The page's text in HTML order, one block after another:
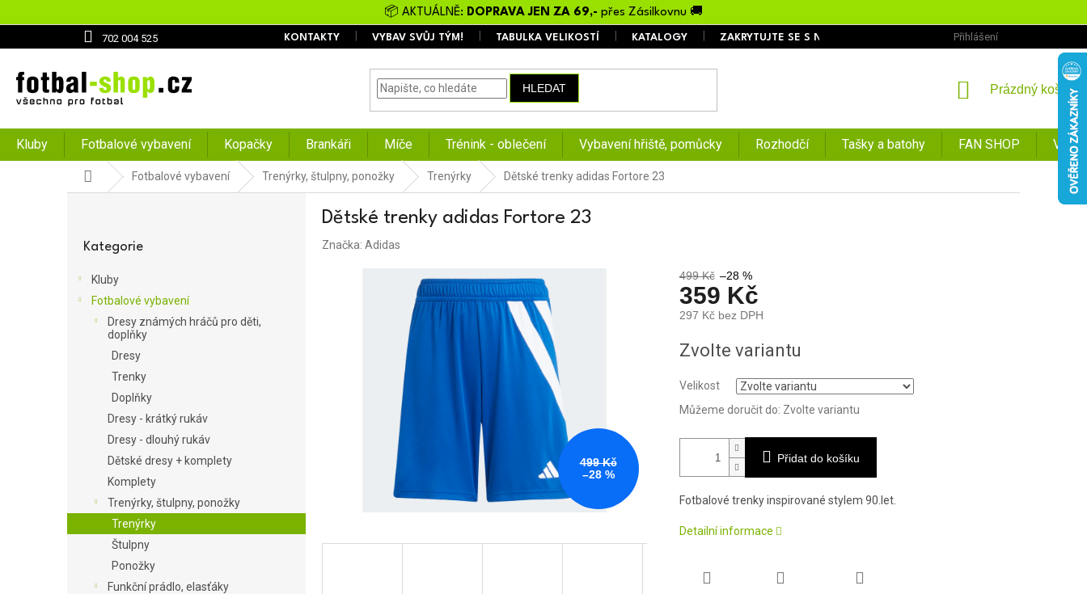
na
📦 AKTUÁLNĚ: DOPRAVA JEN ZA 69,- přes Zásilkovnu 🚚
702 004 525 KONTAKTY VYBAV SVŮJ TÝM! TABULKA VELIKOSTÍ KATALOGY ZAKRYTUJTE SE S NÁMI OBCHODNÍ PODMÍNKY
Přihlášení
HLEDAT
NÁKUPNÍ
Prázdný košík
Kluby Fotbalové vybavení Kopačky Brankáři Míče Trénink - oblečení Vybavení hřiště, pomůcky Rozhodčí Tašky a batohy FAN SHOP
Domů Fotbalové vybavení Trenýrky, štulpny, ponožky Trenýrky Dětské trenky adidas Fortore 23
kategorie
Kategorie
Kluby
Fotbalové vybavení
Dresy známých hráčů pro děti,
doplňky
Dresy
Trenky
Doplňky
Dresy - krátký rukáv
Dresy - dlouhý rukáv
Dětské dresy + komplety
Komplety
Trenýrky, štulpny, ponožky
Trenýrky
Štulpny
Ponožky
Funkční prádlo, elasťáky
Dětské trenky adidas Fortore 23
Značka: Adidas
499 Kč
–28 %
499 Kč –28 %
359 Kč
297 Kč bez DPH
cena:
Zvolte variantu
Velikost
Můžeme doručit do: Zvolte variantu
Přidat do košíku
Fotbalové trenky inspirované stylem 90.let.
Detailní informace